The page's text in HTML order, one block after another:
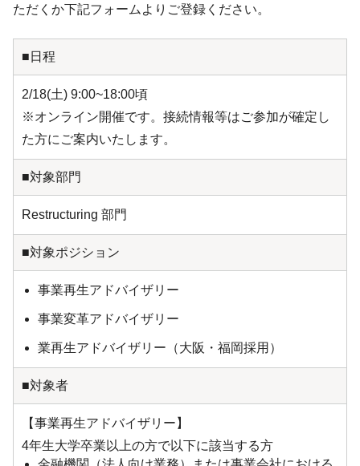
ただくか下記フォームよりご登録ください。
■日程
2/18(土) 9:00~18:00頃
※オンライン開催です。接続情報等はご参加が確定し
た方にご案内いたします。
■対象部門
Restructuring 部門
■対象ポジション
事業再生アドバイザリー
事業変革アドバイザリー
業再生アドバイザリー（大阪・福岡採用）
■対象者
【事業再生アドバイザリー】
4年生大学卒業以上の方で以下に該当する方